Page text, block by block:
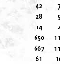
42
28
14
650
667
61